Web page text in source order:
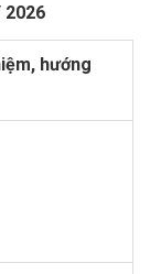
2026
hướng